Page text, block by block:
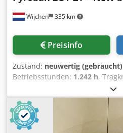
Wijchen 335 km
Preisinfo
Zustand: neuwertig (gebraucht)
Betriebsstunden: 1.242 h,
Bauhöhe:1.750 mm, Hersteller
* Pyroban 2G / Zone 1 Mast:
Kategorie: Demo Dodpfxjzr Rh
Gesamthöhe (niedrig): 1750